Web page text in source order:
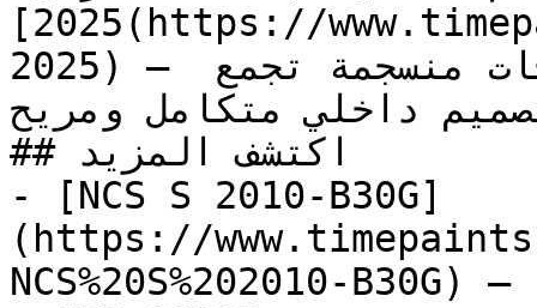
2025](https://www.timepaints.com/ar/colors/trends-
2025) — استكشف لوحة توازن 2025 — درجات منسجمة تجمع
داخلي متكامل ومريح.
## اكتشف المزيد
- [NCS S 2010-B30G]
(https://
NCS%20S%202010-B30G)